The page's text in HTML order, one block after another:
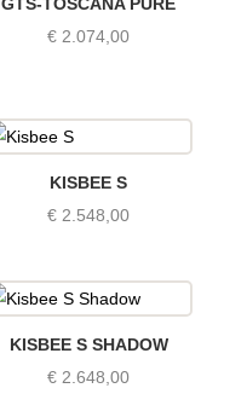
€ 2.074,00
KISBEE S
€ 2.548,00
KISBEE S SHADOW
€ 2.648,00